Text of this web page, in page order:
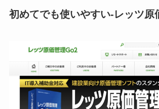
初めてでも使いやすい-レッツ原